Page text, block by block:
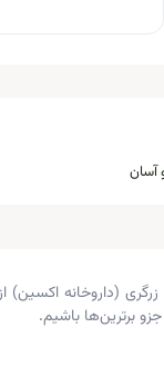
آسان
برترین‌ها باشیم.